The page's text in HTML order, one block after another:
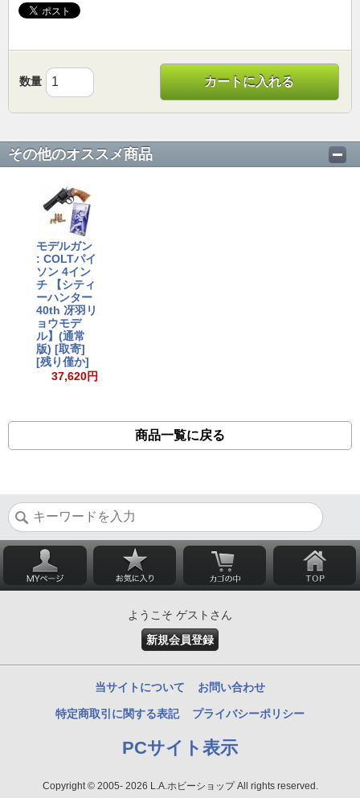
数量 カートに入れる
その他のオススメ商品
モデルガン
: COLTパイ
ソン 4イン
チ 【シティ
ーハンター
40th 冴羽リ
ョウモデ
ル】(通常
版) [取寄]
[残り僅か]
37,620円
商品一覧に戻る
ようこそ ゲストさん
新規会員登録
当サイトについて お問い合わせ
特定商取引に関する表記 プライバシーポリシー
PCサイト表示
Copyright © 2005- 2026 L.A.ホビーショップ All rights reserved.